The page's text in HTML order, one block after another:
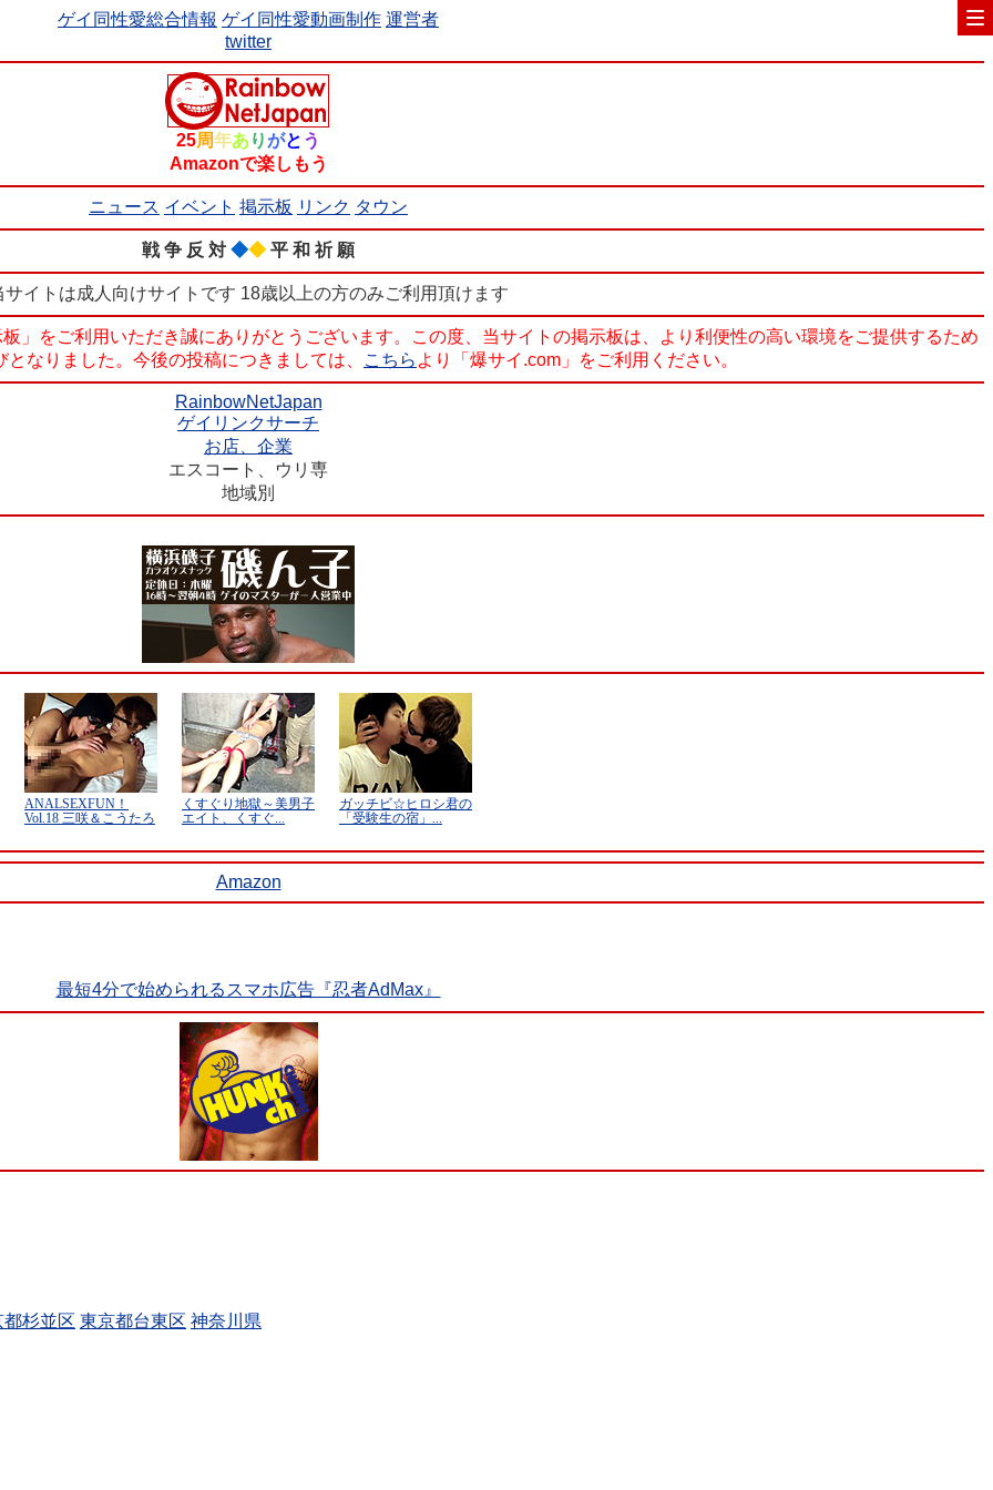
ゲイ同性愛総合情報 ゲイ同性愛動画制作 運営者
twitter
25周年ありがと う
Amazonで楽しもう
ニュース イベント 掲示板 リンク タウン
戦 争 反 対 ◆◆ 平 和 祈 願
サイトは成人向けサイトです 18歳以上の方のみご利用頂けます
をご利用いただき誠にありがとうございます。この度、当サイトの掲示板は、より利便性の高い環境をご提供するため
なりました。今後の投稿につきましては、
こちら より「爆サイ.com」をご利用ください。
RainbowNetJapan
ゲイリンクサーチ
お店、企業
エスコート、ウリ専
地域別
Amazon
最短4分で始められるスマホ広告『忍者AdMax』
都杉並区 東京都台東区 神奈川県